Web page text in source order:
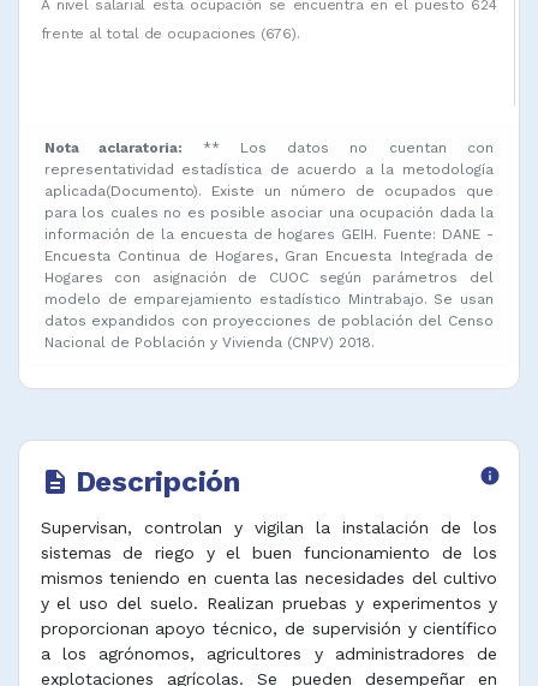
A nivel salarial esta ocupación se encuentra en el puesto 624
frente al total de ocupaciones (676).
Nota aclaratoria:
** Los datos no cuentan con
representatividad estadística de acuerdo a la metodología
aplicada(Documento). Existe un número de ocupados que
para los cuales no es posible asociar una ocupación dada la
información de la encuesta de hogares GEIH. Fuente: DANE -
Encuesta Continua de Hogares, Gran Encuesta Integrada de
Hogares con asignación de CUOC según parámetros del
modelo de emparejamiento estadístico Mintrabajo. Se usan
datos expandidos con proyecciones de población del Censo
Nacional de Población y Vivienda (CNPV) 2018.
description Descripción info
Supervisan, controlan y vigilan la instalación de los
sistemas de riego y el buen funcionamiento de los
mismos teniendo en cuenta las necesidades del cultivo
y el uso del suelo. Realizan pruebas y experimentos y
proporcionan apoyo técnico, de supervisión y científico
a los agrónomos, agricultores y administradores de
explotaciones agrícolas. Se pueden desempeñar en